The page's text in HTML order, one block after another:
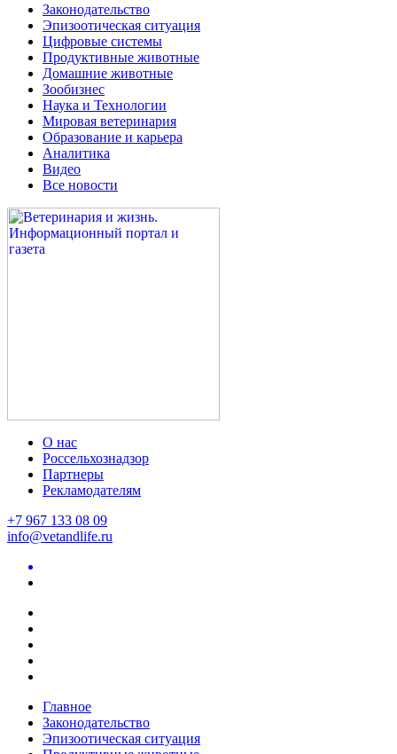
Законодательство
Эпизоотическая ситуация
Цифровые системы
Продуктивные животные
Домашние животные
Зообизнес
Наука и Технологии
Мировая ветеринария
Образование и карьера
Аналитика
Видео
Все новости
О нас
Россельхознадзор
Партнеры
Рекламодателям
+7 967 133 08 09
info@vetandlife.ru
Главное
Законодательство
Эпизоотическая ситуация